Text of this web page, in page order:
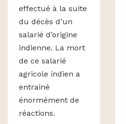
effectué à la suite
du décès d’un
salarié d’origine
indienne. La mort
de ce salarié
agricole indien a
entrainé
énormément de
réactions.